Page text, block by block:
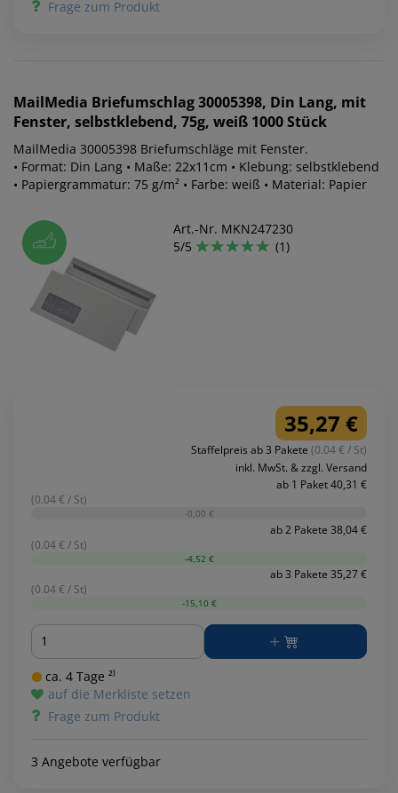
Frage zum Produkt
MailMedia Briefumschlag 30005398, Din Lang, mit
Fenster, selbstklebend, 75g, weiß 1000 Stück
MailMedia 30005398 Briefumschläge mit Fenster.
• Format: Din Lang • Maße: 22x11cm • Klebung: selbstklebend
• Papiergrammatur: 75 g/m² • Farbe: weiß • Material: Papier
Art.-Nr. MKN247230
5/5
(1)
35,27 €
Staffelpreis ab 3 Pakete (0.04 € / St)
inkl. MwSt. & zzgl. Versand
ab 1 Paket 40,31 €
(0.04 € / St)
-0,00 €
ab 2 Pakete 38,04 €
(0.04 € / St)
-4,52 €
ab 3 Pakete 35,27 €
(0.04 € / St)
-15,10 €
Menge
ca. 4 Tage ²⁾
auf die Merkliste setzen
Frage zum Produkt
3 Angebote verfügbar